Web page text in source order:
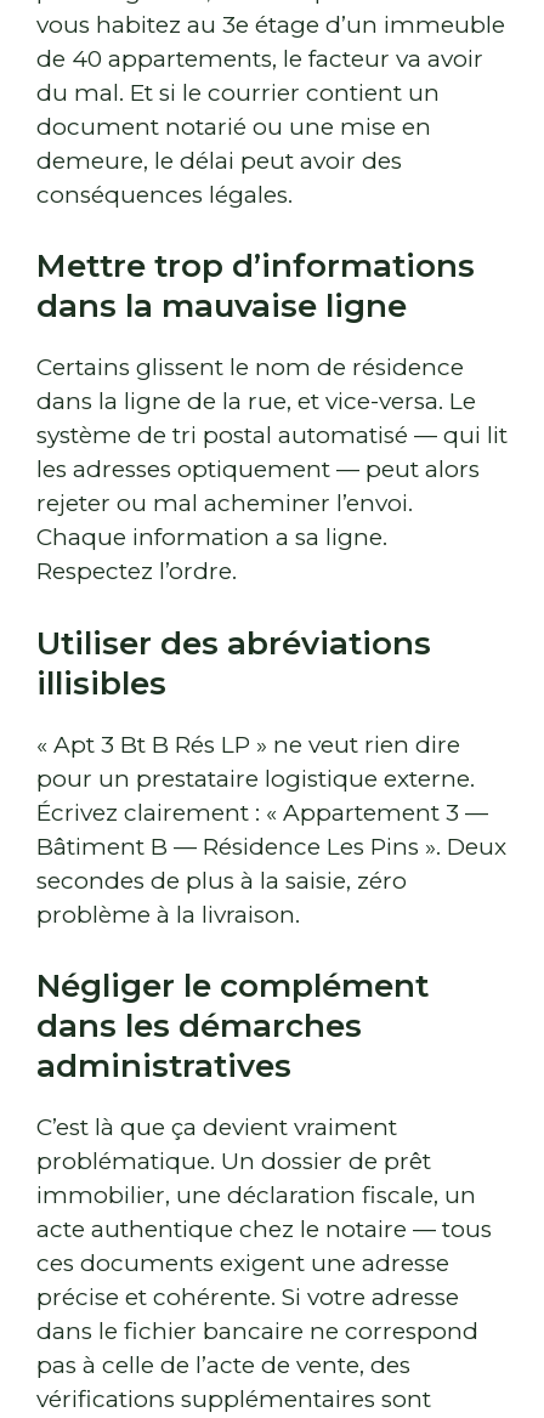
vous habitez au 3e étage d’un immeuble
de 40 appartements, le facteur va avoir
du mal. Et si le courrier contient un
document notarié ou une mise en
demeure, le délai peut avoir des
conséquences légales.
Mettre trop d’informations
dans la mauvaise ligne
Certains glissent le nom de résidence
dans la ligne de la rue, et vice-versa. Le
système de tri postal automatisé — qui lit
les adresses optiquement — peut alors
rejeter ou mal acheminer l’envoi.
Chaque information a sa ligne.
Respectez l’ordre.
Utiliser des abréviations
illisibles
« Apt 3 Bt B Rés LP » ne veut rien dire
pour un prestataire logistique externe.
Écrivez clairement : « Appartement 3 —
Bâtiment B — Résidence Les Pins ». Deux
secondes de plus à la saisie, zéro
problème à la livraison.
Négliger le complément
dans les démarches
administratives
C’est là que ça devient vraiment
problématique. Un dossier de prêt
immobilier, une déclaration fiscale, un
acte authentique chez le notaire — tous
ces documents exigent une adresse
précise et cohérente. Si votre adresse
dans le fichier bancaire ne correspond
pas à celle de l’acte de vente, des
vérifications supplémentaires sont